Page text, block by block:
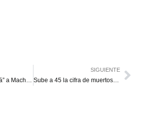
SIGUIENTE
Sube a 45 la cifra de muertos y a 15 los desaparecidos por Melissa en Jamaica